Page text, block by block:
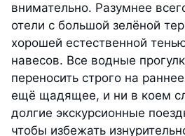
внимательно. Разумнее
отели с большой зелёной
хорошей естественной
навесов. Все водные
переносить строго на
ещё щадящее, и ни в коем
долгие экскурсионные
чтобы избежать